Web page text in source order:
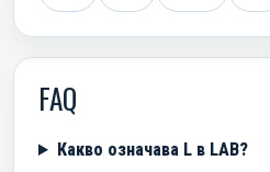
FAQ
Какво означава L в LAB?